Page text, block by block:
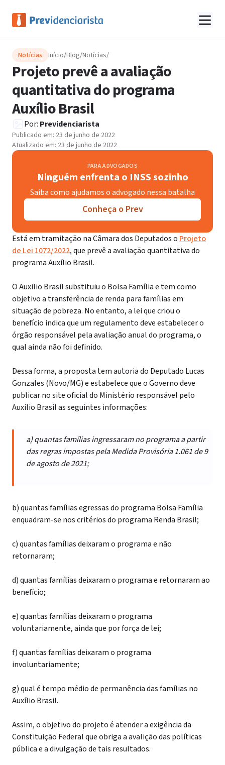
Notícias Início/Blog/Notícias/
Projeto prevê a avaliação
quantitativa do programa
Auxílio Brasil
Por: Previdenciarista
Publicado em: 23 de junho de 2022
Atualizado em: 23 de junho de 2022
PARA ADVOGADOS
Ninguém enfrenta o INSS sozinho
Saiba como ajudamos o advogado nessa batalha
Conheça o Prev
Está em tramitação na Câmara dos Deputados o Projeto
de Lei 1072/2022, que prevê a avaliação quantitativa do
programa Auxílio Brasil.
O Auxilio Brasil substituiu o Bolsa Família e tem como
objetivo a transferência de renda para famílias em
situação de pobreza. No entanto, a lei que criou o
benefício indica que um regulamento deve estabelecer o
órgão responsável pela avaliação anual do programa, o
qual ainda não foi definido.
Dessa forma, a proposta tem autoria do Deputado Lucas
Gonzales (Novo/MG) e estabelece que o Governo deve
publicar no site oficial do Ministério responsável pelo
Auxílio Brasil as seguintes informações:
a) quantas famílias ingressaram no programa a partir
das regras impostas pela Medida Provisória 1.061 de 9
de agosto de 2021;
b) quantas famílias egressas do programa Bolsa Família
enquadram-se nos critérios do programa Renda Brasil;
c) quantas famílias deixaram o programa e não
retornaram;
d) quantas famílias deixaram o programa e retornaram ao
benefício;
e) quantas famílias deixaram o programa
voluntariamente, ainda que por força de lei;
f) quantas famílias deixaram o programa
involuntariamente;
g) qual é tempo médio de permanência das famílias no
Auxílio Brasil.
Assim, o objetivo do projeto é atender a exigência da
Constituição Federal que obriga a avalição das políticas
pública e a divulgação de tais resultados.